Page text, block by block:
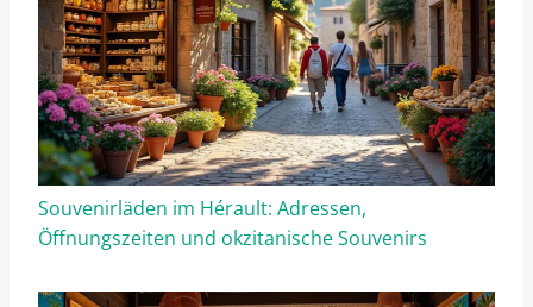
Souvenirläden im Hérault: Adressen,
Öffnungszeiten und okzitanische Souvenirs